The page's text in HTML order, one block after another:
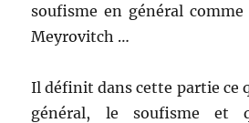
soufisme en général comme
Meyrovitch …
Il définit dans cette partie ce
général, le soufisme et